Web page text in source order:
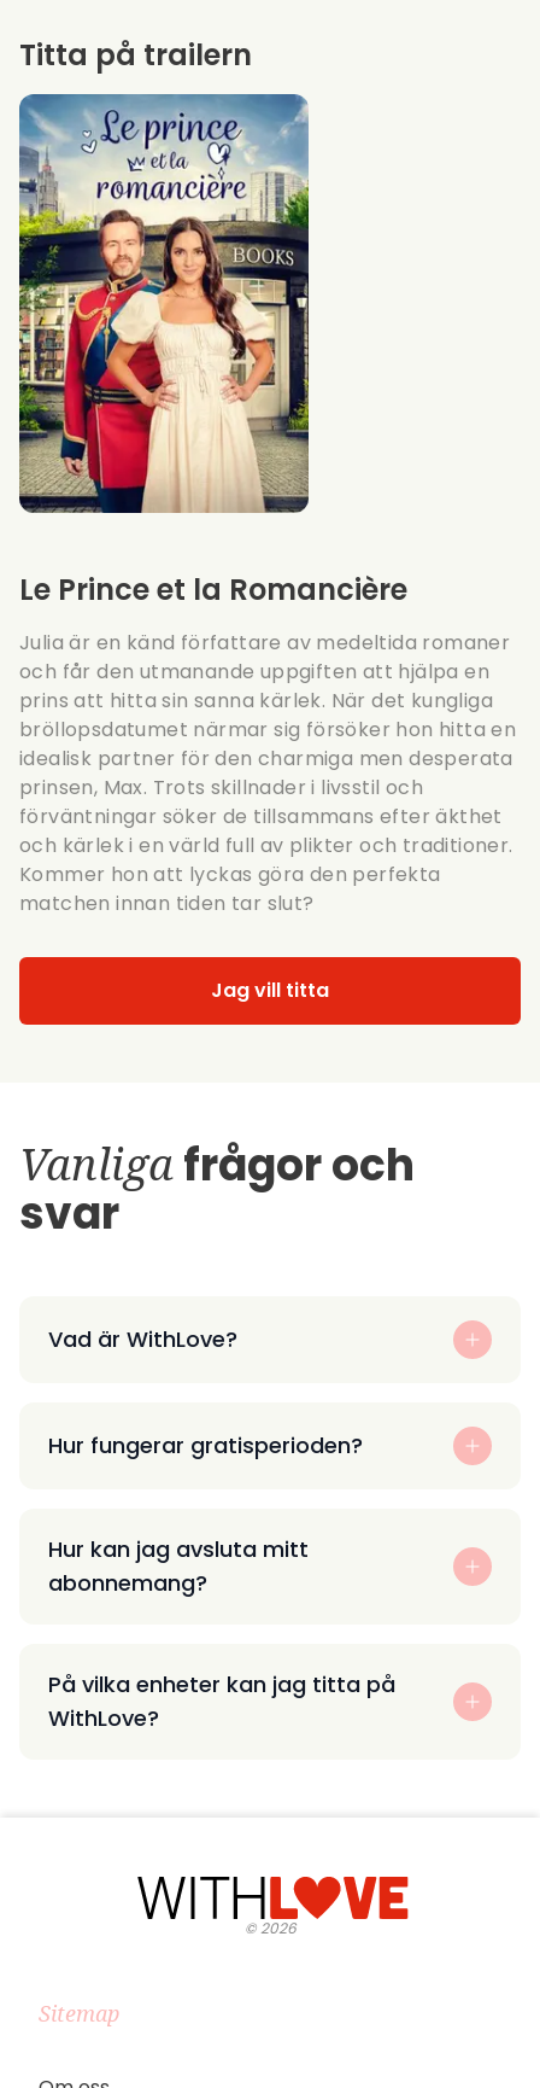
Le Prince et la Romancière
Julia är en känd författare av medeltida romaner
och får den utmanande uppgiften att hjälpa en
prins att hitta sin sanna kärlek. När det kungliga
bröllopsdatumet närmar sig försöker hon hitta en
idealisk partner för den charmiga men desperata
prinsen, Max. Trots skillnader i livsstil och
förväntningar söker de tillsammans efter äkthet
och kärlek i en värld full av plikter och traditioner.
Kommer hon att lyckas göra den perfekta
matchen innan tiden tar slut?
Jag vill titta
Titta på trailern
Vanligafrågor och
svar
Vad är WithLove?
Hur fungerar gratisperioden?
Hur kan jag avsluta mitt
abonnemang?
På vilka enheter kan jag titta på
WithLove?
©2026
Sitemap